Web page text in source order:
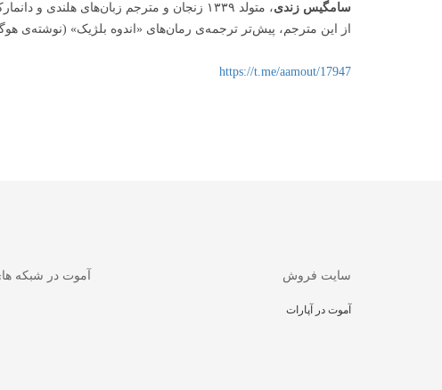
سامگیس زندی، متولد ۱۳۳۹ زنجان و مترجم زبان‌های هلندی و دانمارکی.
از این مترجم، پیش‌تر ترجمه‌ی رمان‌های «اندوه بلژیک»
https://t.me/aamout/17947
سایت فروش
آموت در آپارات
آموت در شبکه